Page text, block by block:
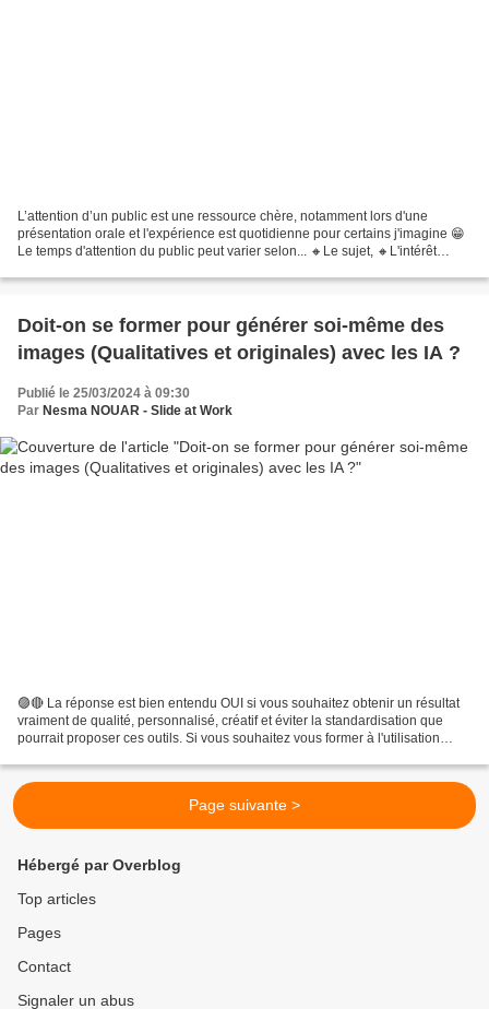
L’attention d’un public est une ressource chère, notamment lors d'une
présentation orale et l'expérience est quotidienne pour certains j'imagine 😁
Le temps d'attention du public peut varier selon... 🔸Le sujet, 🔸L'intérêt
Doit-on se former pour générer soi-même des
images (Qualitatives et originales) avec les IA ?
Publié le 25/03/2024 à 09:30
Par Nesma NOUAR - Slide at Work
🟣🔴 La réponse est bien entendu OUI si vous souhaitez obtenir un résultat
vraiment de qualité, personnalisé, créatif et éviter la standardisation que
pourrait proposer ces outils. Si vous souhaitez vous former à l'utilisation
Page suivante >
Hébergé par Overblog
Top articles
Pages
Contact
Signaler un abus